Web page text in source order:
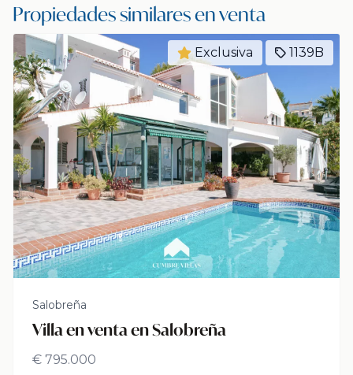
Propiedades similares en venta
Exclusiva 1139B
Salobreña
Villa en venta en Salobreña
€ 795.000